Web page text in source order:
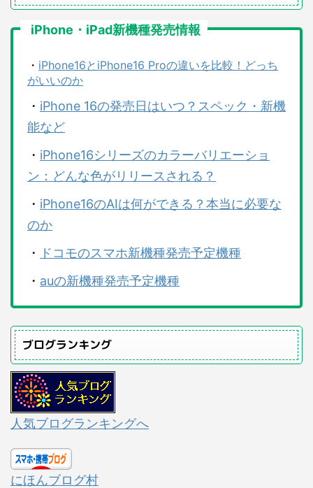
iPhone・iPad新機種発売情報
・ iPhone16とiPhone16 Proの違いを比較！どっち
がいいのか
・ iPhone 16の発売日はいつ？スペック・新機
能など
・ iPhone16シリーズのカラーバリエーショ
ン：どんな色がリリースされる？
・ iPhone16のAIは何ができる？本当に必要な
のか
・
ドコモのスマホ新機種発売予定機種
・ auの新機種発売予定機種
ブログランキング
人気ブログランキングへ
にほんブログ村